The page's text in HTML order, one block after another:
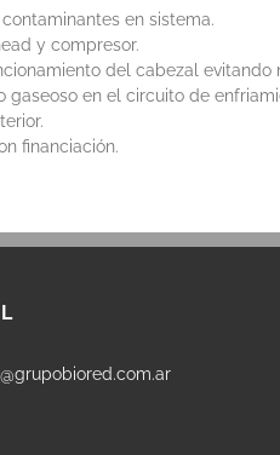
en sistema.
y compresor.
del cabezal
en el circuito de
financiación.